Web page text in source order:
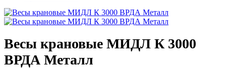
Весы крановые МИДЛ К 3000
ВРДА Металл